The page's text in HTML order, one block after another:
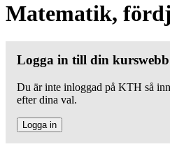
Matematik,
Logga in till din kurswebb
Du är inte inloggad på KTH så
efter dina val.
Logga in